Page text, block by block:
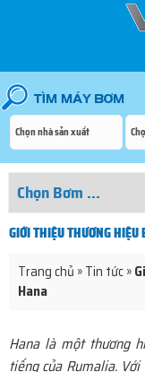
GIỚI THIỆU THƯƠNG
Trang chủ »Tin tức»
Hana
Hana là một thương
tiếng của Rumalia.